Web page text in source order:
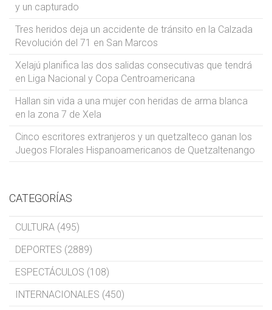
y un capturado
Tres heridos deja un accidente de tránsito en la Calzada
Revolución del 71 en San Marcos
Xelajú planifica las dos salidas consecutivas que tendrá
en Liga Nacional y Copa Centroamericana
Hallan sin vida a una mujer con heridas de arma blanca
en la zona 7 de Xela
Cinco escritores extranjeros y un quetzalteco ganan los
Juegos Florales Hispanoamericanos de Quetzaltenango
CATEGORÍAS
CULTURA (495)
DEPORTES (2889)
ESPECTÁCULOS (108)
INTERNACIONALES (450)